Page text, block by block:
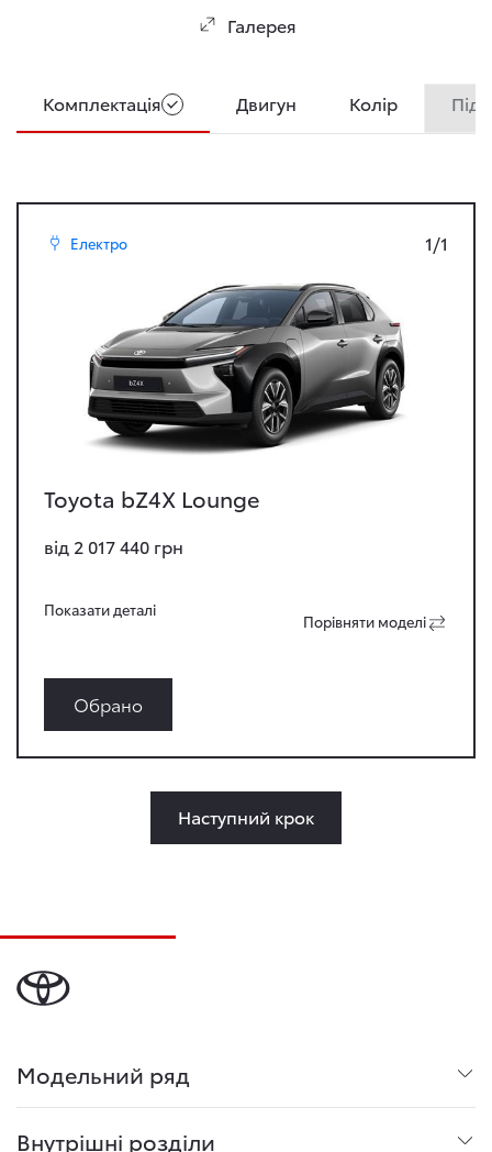
Галерея
Комплектація Двигун Колір
Електро 1/1
Toyota bZ4X Lounge
від 2 017 440 грн
Показати деталi
Порiвняти моделi
Обрано
Наступний крок
Модельний ряд
Внутрішні розділи